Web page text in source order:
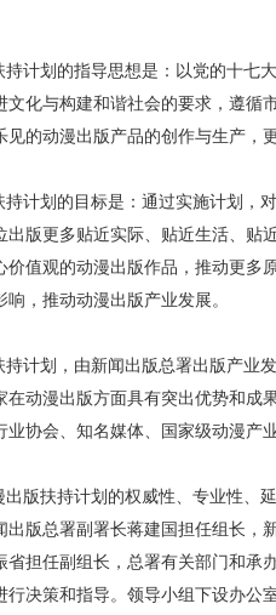
持计划的指导思想是：以党的十七
化与构建和谐社会的要求，遵循
的动漫出版产品的创作与生产，
划的目标是：通过实施计划，
版更多贴近实际、贴近生活、贴
值观的动漫出版作品，推动更多
，推动动漫出版产业发展。
持计划，由新闻出版总署出版产业
在动漫出版方面具有突出优势和成
业协会、知名媒体、国家级动漫产
扶持计划的权威性、专业性、
出版总署副署长蒋建国担任组长，
担任副组长，总署有关部门和承
决策和指导。领导小组下设办公